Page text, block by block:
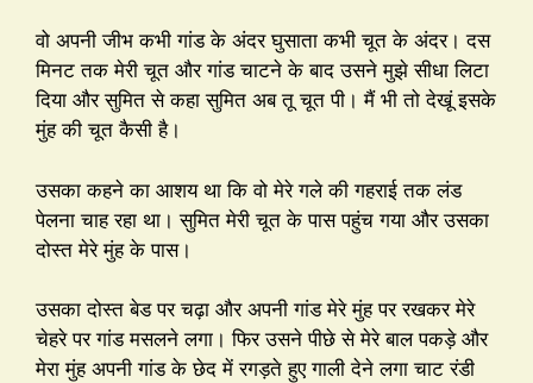
वो अपनी जीभ कभी गांड के अंदर घुसाता कभी चूत के अंदर। दस
मिनट तक मेरी चूत और गांड चाटने के बाद उसने मुझे सीधा लिटा
दिया और सुमित से कहा सुमित अब तू चूत पी। मैं भी तो देखूं इसके
मुंह की चूत कैसी है।
उसका कहने का आशय था कि वो मेरे गले की गहराई तक लंड
पेलना चाह रहा था। सुमित मेरी चूत के पास पहुंच गया और उसका
दोस्त मेरे मुंह के पास।
उसका दोस्त बेड पर चढ़ा और अपनी गांड मेरे मुंह पर रखकर मेरे
चेहरे पर गांड मसलने लगा। फिर उसने पीछे से मेरे बाल पकड़े और
मेरा मुंह अपनी गांड के छेद में रगड़ते हुए गाली देने लगा चाट रंडी